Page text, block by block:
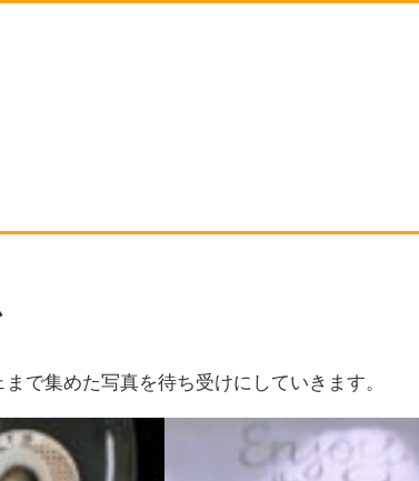
で集めた写真を待ち受けにしていきます。